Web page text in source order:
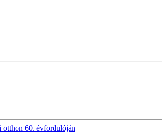
otthon 60. évfordulóján